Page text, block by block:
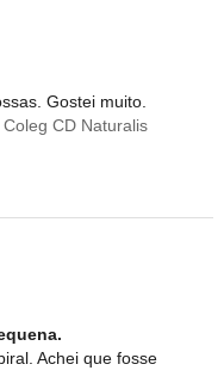
Gostei muito.
CD Naturalis
Achei que fosse